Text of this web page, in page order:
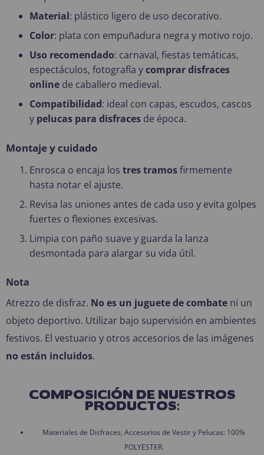
Material: plástico ligero de uso decorativo.
Color: plata con empuñadura negra y motivo rojo.
Uso recomendado: carnaval, fiestas temáticas,
espectáculos, fotografía ycomprar disfraces
online de caballero medieval.
Compatibilidad: ideal con capas, escudos, cascos
y pelucas para disfraces de época.
Montaje y cuidado
Enrosca o encaja los tres tramosfirmemente
hasta notar el ajuste.
Revisa las uniones antes de cada uso y evita golpes
fuertes o flexiones excesivas.
Limpia con paño suave y guarda la lanza
desmontada para alargar su vida útil.
Nota
Atrezzo de disfraz. No es un juguete de combate ni un
objeto deportivo. Utilizar bajo supervisión en ambientes
festivos. El vestuario y otros accesorios de las imágenes
no están incluidos.
COMPOSICIÓN DE NUESTROS
PRODUCTOS:
Materiales de Disfraces, Accesorios de Vestir y Pelucas: 100%
POLYESTER.